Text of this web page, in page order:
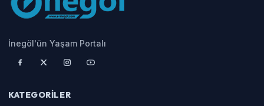
İnegöl'ün Yaşam Portalı
KATEGORILER